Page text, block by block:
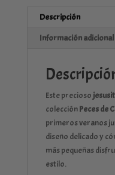
Descripción
Información adicional
Este precioso
colecciónPeces de
primeros veranos
diseño delicado y
más pequeñas
estilo.